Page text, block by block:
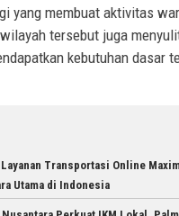
yang membuat aktivitas
tersebut juga
kebutuhan dasar
Transportasi Online
Utama di Indonesia